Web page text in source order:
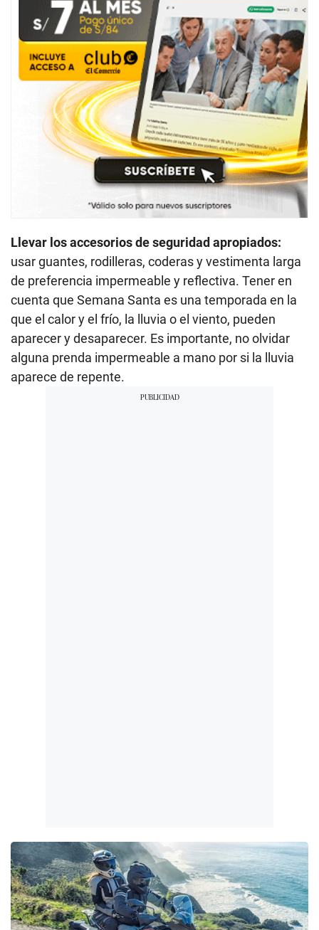
Llevar los accesorios de seguridad apropiados:
usar guantes, rodilleras, coderas y vestimenta larga
de preferencia impermeable y reflectiva. Tener en
cuenta que Semana Santa es una temporada en la
que el calor y el frío, la lluvia o el viento, pueden
aparecer y desaparecer. Es importante, no olvidar
alguna prenda impermeable a mano por si la lluvia
aparece de repente.